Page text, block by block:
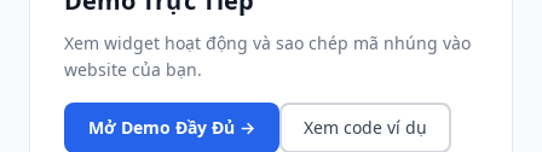
Xem widget hoạt động và sao chép mã nhúng vào
website của bạn.
Mở Demo Đầy Đủ → Xem code ví dụ